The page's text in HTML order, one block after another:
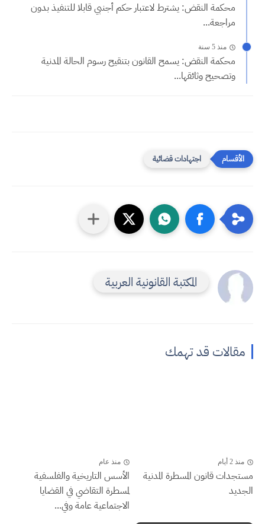
محكمة النقض: يشترط لاعتبار حكم أجنبي قابلا للتنفيذ بدون
مراجعة...
منذ 5 سنة
محكمة النقض: يسمح القانون بتنقيح رسوم الحالة المدنية
وتصحيح وثائقها...
اجتهادات قضائية
المكتبة القانونية العربية
مقالات قد تهمك
منذ 2 أيام
مستجدات قانون المسطرة المدنية
الجديد
منذ عام
الأسس التاريخية والفلسفية
لمسطرة التقاضي في القضايا
الاجتماعية عامة وفي...